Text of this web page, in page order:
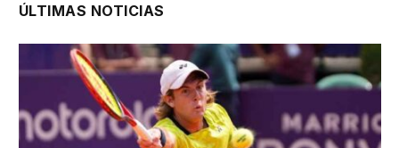
ÚLTIMAS NOTICIAS